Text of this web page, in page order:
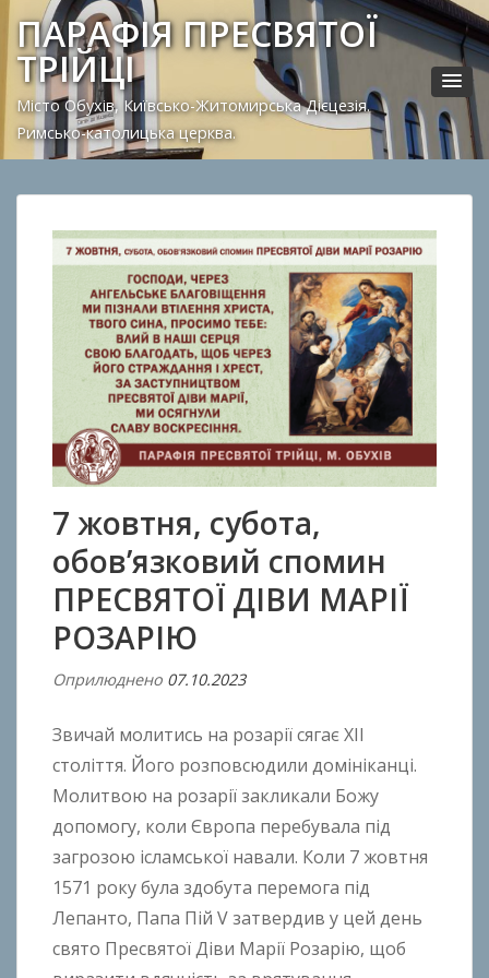
ПАРАФІЯ ПРЕСВЯТОЇ
ТРІЙЦІ
Місто Обухів, Київсько-Житомирська Дієцезія.
Римсько-католицька церква.
7 жовтня, субота,
обов’язковий спомин
ПРЕСВЯТОЇ ДІВИ МАРІЇ
РОЗАРІЮ
Оприлюднено 07.10.2023В
д
A
n
n
B
o
k
Звичай молитись на розарії сягає ХІІ
століття. Його розповсюдили домініканці.
Молитвою на розарії закликали Божу
допомогу, коли Європа перебувала під
загрозою ісламської навали. Коли 7 жовтня
1571 року була здобута перемога під
Лепанто, Папа Пій V затвердив у цей день
свято Пресвятої Діви Марії Розарію, щоб